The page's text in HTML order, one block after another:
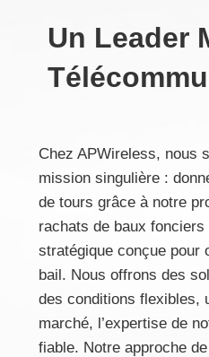
Un Leader
Chez APWireless, nous
mission singulière :
de tours grâce à notre
rachats de baux
stratégique conçue pour
bail. Nous offrons des
des conditions flexibles,
marché, l’expertise de
fiable. Notre approche